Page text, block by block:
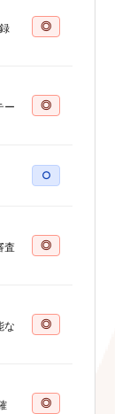
◎
ー
◎
○
査
◎
な
◎
◎